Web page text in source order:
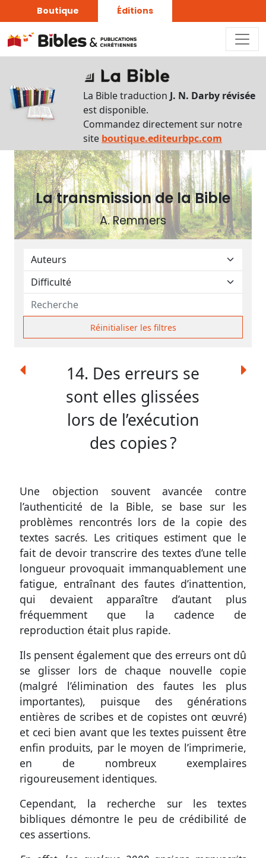
Boutique Éditions
La Bible traduction J. N. Darby révisée
est disponible.
Commandez directement sur notre
site boutique.editeurbpc.com
La transmission de la Bible
A. Remmers
Réinitialiser les filtres
14. Des erreurs se
sont elles glissées
lors de l’exécution
des copies ?
Une objection souvent avancée contre
l’authenticité de la Bible, se base sur les
problèmes rencontrés lors de la copie des
textes sacrés. Les critiques estiment que le
fait de devoir transcrire des textes d’une telle
longueur provoquait immanquablement une
fatigue, entraînant des fautes d’inattention,
qui devaient apparaître d’autant plus
fréquemment que la cadence de
reproduction était plus rapide.
Ils pensent également que des erreurs ont dû
se glisser lors de chaque nouvelle copie
(malgré l’élimination des fautes les plus
importantes), puisque des générations
entières de scribes et de copistes ont œuvré)
et ceci bien avant que les textes puissent être
enfin produits, par le moyen de l’imprimerie,
en de nombreux exemplaires
rigoureusement identiques.
Cependant, la recherche sur les textes
bibliques démontre le peu de crédibilité de
ces assertions.
du
livre
supports
Exemplaire
papier
Nous
une